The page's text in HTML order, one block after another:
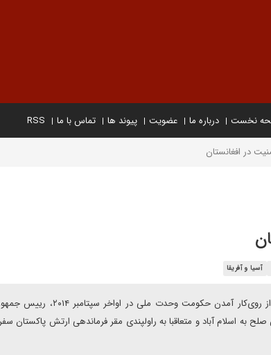
نخست درباره ما عضویت پیوند ها تماس با ما RSS
در افغانستان
آسیا و آفریقا
مصطفی زندیه، تحلیل گرارشد مسائل جنوب آسیا:
به اسلام آباد و متعاقبا به راولپندی مقر فرماندهی ارتش پاکستان